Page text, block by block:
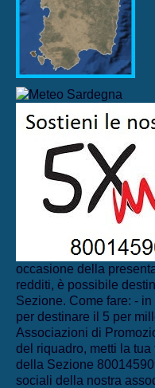
occasione della
redditi, è possibile
Sezione. Come fare: -
per destinare il 5 per
Associazioni di
del riquadro, metti la
della Sezione
sociali della nostra